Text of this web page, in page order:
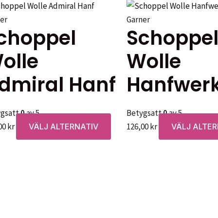
Hanf
0av 5
kr VÄLJ ALTERNATIV
här
Garner
Schoppel
Wolle
Betygsatt0av 5
126,00kr VÄLJ